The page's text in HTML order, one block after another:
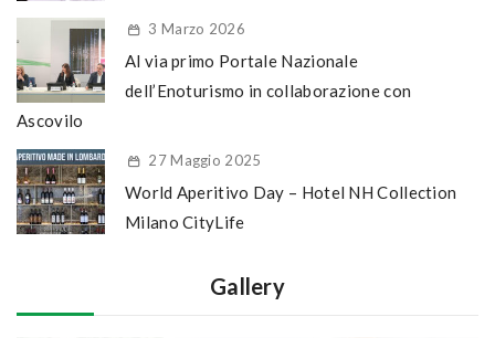
3 Marzo 2026
Al via primo Portale Nazionale
dell’Enoturismo in collaborazione con
Ascovilo
27 Maggio 2025
World Aperitivo Day – Hotel NH Collection
Milano CityLife
Gallery